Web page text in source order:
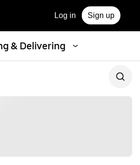
Log in Sign up
& Delivering